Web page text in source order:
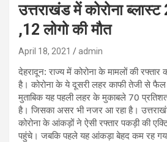
उत्तराखंड में कोरोना
,12 लोगो की मौत
April 18, 2021 admin
देहरादून: राज्य में कोरोना के मामलों की रफ्तार
है। कोरोना के ये दूसरी लहर काफी तेजी से फैल
मुताबिक यह पहली लहर के मुकाबले 70
है। जिसका असर भी नजर आ रहा है।
कोरोना के आंकड़ों ने ऐसी रफ्तार पकड़ी की
पहुंचे। जबकि पहले यह आंकड़ा बेहद कम रह